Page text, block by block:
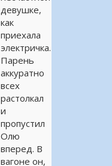
девушке,
как
приехала
электричка.
Парень
аккуратно
всех
растолкал
и
пропустил
Олю
вперед. В
вагоне он,